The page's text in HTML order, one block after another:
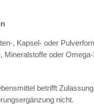
, Kapsel- oder
oder
betrifft
nicht.